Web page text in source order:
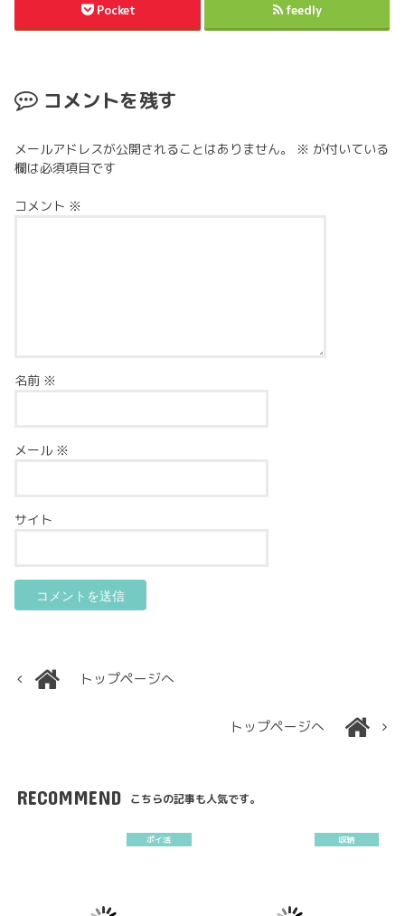
Pocket feedly
コメントを残す
メールアドレスが公開されることはありません。 ※ が付いている
欄は必須項目です
コメント ※
名前 ※
メール ※
サイト
トップページへ
トップページへ
RECOMMEND こちらの記事も人気です。
ポイ活 収納